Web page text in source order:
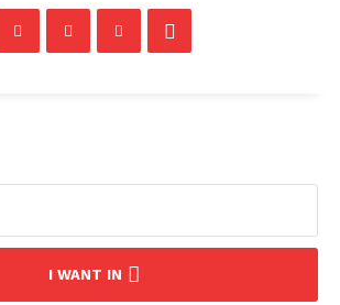
I WANT IN